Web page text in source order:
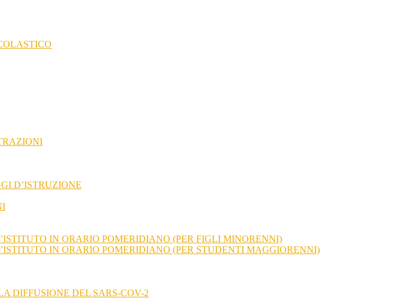
D’ISTRUZIONE
IN ORARIO POMERIDIANO (PER FIGLI MINORENNI)
IN ORARIO POMERIDIANO (PER STUDENTI MAGGIORENNI)
DIFFUSIONE DEL SARS-COV-2